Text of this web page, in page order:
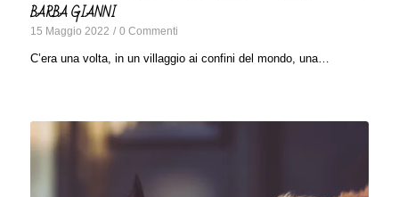
BARBA GIANNI
15 Maggio 2022 / 0 Commenti
C’era una volta, in un villaggio ai confini del mondo, una…